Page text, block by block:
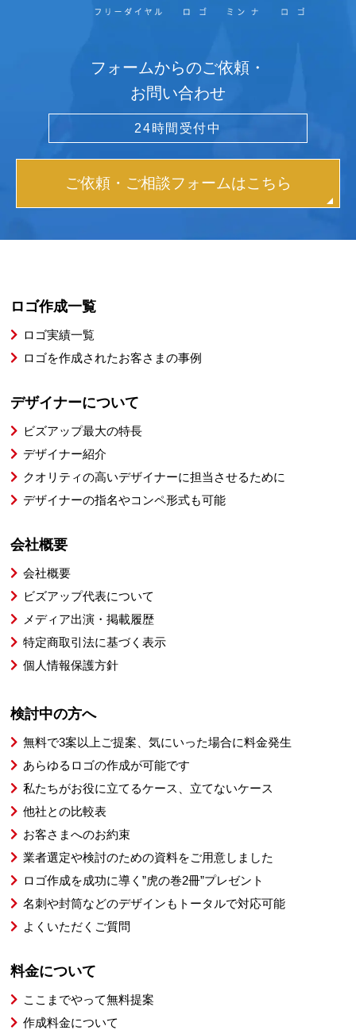
フォームからのご依頼・
お問い合わせ
24時間受付中
ご依頼・ご相談フォームはこちら
ロゴ作成一覧
ロゴ実績一覧
ロゴを作成されたお客さまの事例
デザイナーについて
ビズアップ最大の特長
デザイナー紹介
クオリティの高いデザイナーに担当させるために
デザイナーの指名やコンペ形式も可能
会社概要
会社概要
ビズアップ代表について
メディア出演・掲載履歴
特定商取引法に基づく表示
個人情報保護方針
検討中の方へ
無料で3案以上ご提案、気にいった場合に料金発生
あらゆるロゴの作成が可能です
私たちがお役に立てるケース、立てないケース
他社との比較表
お客さまへのお約束
業者選定や検討のための資料をご用意しました
ロゴ作成を成功に導く”虎の巻2冊”プレゼント
名刺や封筒などのデザインもトータルで対応可能
よくいただくご質問
料金について
ここまでやって無料提案
作成料金について